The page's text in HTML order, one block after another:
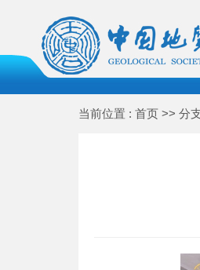
当前位置 : 首页 >> 分